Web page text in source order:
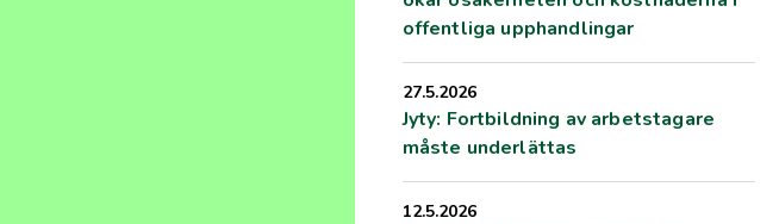
offentliga upphandlingar
27.5.2026
Jyty: Fortbildning av arbetstagare
måste underlättas
12.5.2026